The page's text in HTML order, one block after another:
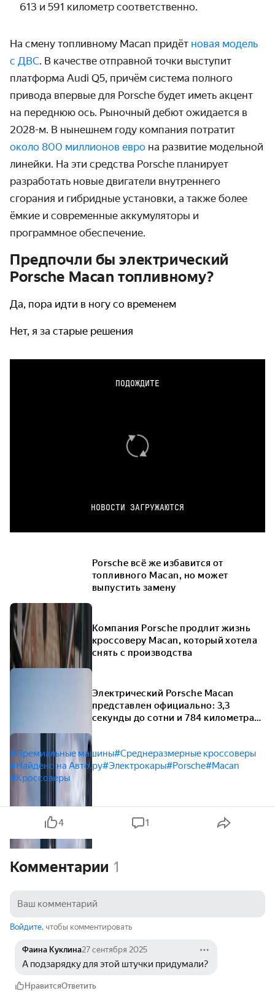
613 и 591 километр соответственно.
На смену топливному Macan придёт новая модель
с ДВС. В качестве отправной точки выступит
платформа Audi Q5, причём система полного
привода впервые для Porsche будет иметь акцент
на переднюю ось. Рыночный дебют ожидается в
2028-м. В нынешнем году компания потратит
около 800 миллионов евро на развитие модельной
линейки. На эти средства Porsche планирует
разработать новые двигатели внутреннего
сгорания и гибридные установки, а также более
ёмкие и современные аккумуляторы и
программное обеспечение.
Предпочли бы электрический
Porsche Macan топливному?
Да, пора идти в ногу со временем
Нет, я за старые решения
ПОДОЖДИТЕ
НОВОСТИ ЗАГРУЖАЮТСЯ
Porsche всё же избавится от
топливного Macan, но может
выпустить замену
Компания Porsche продлит жизнь
кроссоверу Macan, который хотела
снять с производства
Электрический Porsche Macan
представлен официально: 3,3
секунды до сотни и 784 километра
#Премиальные машины#Среднеразмерные кроссоверы
#Найдено на Авто.ру#Электрокары#Porsche#Macan
#Кроссоверы
4 1
Комментарии 1
Войдите, чтобы комментировать
Фаина Куклина27 сентября 2025
А подзарядку для этой штучки придумали?
НравитсяОтветить